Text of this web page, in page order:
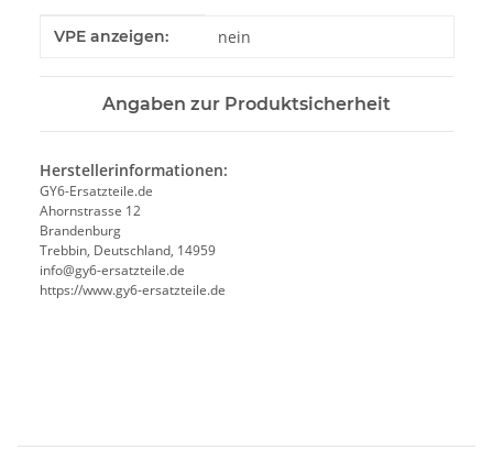
Produkteigenschaft
Wert
VPE anzeigen: nein
Angaben zur Produktsicherheit
Herstellerinformationen:
GY6-Ersatzteile.de
Ahornstrasse 12
Brandenburg
Trebbin, Deutschland, 14959
info@gy6-ersatzteile.de
https://www.gy6-ersatzteile.de